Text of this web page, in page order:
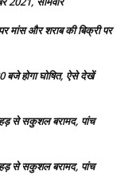
मांस और शराब की बिक्री पर
बजे होगा घोषित, ऐसे देखें
से सकुशल बरामद, पांच
से सकुशल बरामद, पांच